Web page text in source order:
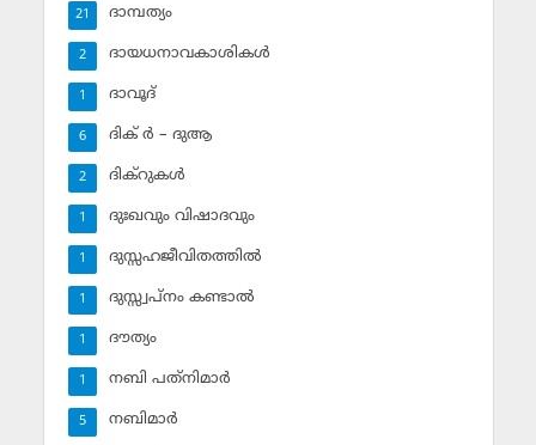
ദാമ്പത്യം
21
ദായധനാവകാശികള്‍
2
ദാവൂദ്‌
1
ദിക് ര്‍ – ദുആ
6
ദിക്‌റുകള്‍
2
ദുഃഖവും വിഷാദവും
1
ദുസ്സഹജീവിതത്തില്‍
1
ദുസ്സ്വപ്‌നം കണ്ടാല്‍
1
ദൗത്യം
1
നബി പത്‌നിമാര്‍
1
നബിമാര്‍
5